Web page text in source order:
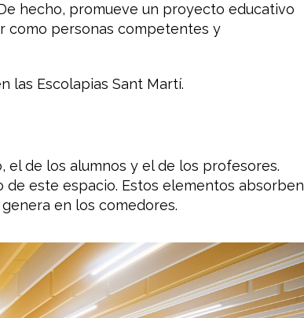
hecho, promueve un proyecto educativo
como personas competentes y
las Escolapias Sant Martí.
de los alumnos y el de los profesores.
este espacio. Estos elementos absorben
en los comedores.